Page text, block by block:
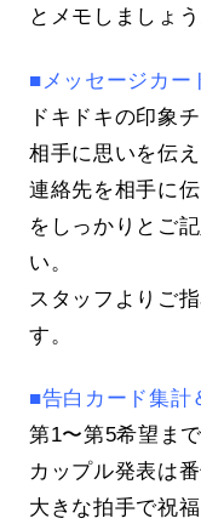
とメモしましょう
■メッセージカー
ドキドキの印象チ
相手に思いを伝
連絡先を相手に
をしっかりとご
い。
スタッフよりご
す。
■告白カード集計
第1〜第5希望ま
カップル発表は
大きな拍手で祝